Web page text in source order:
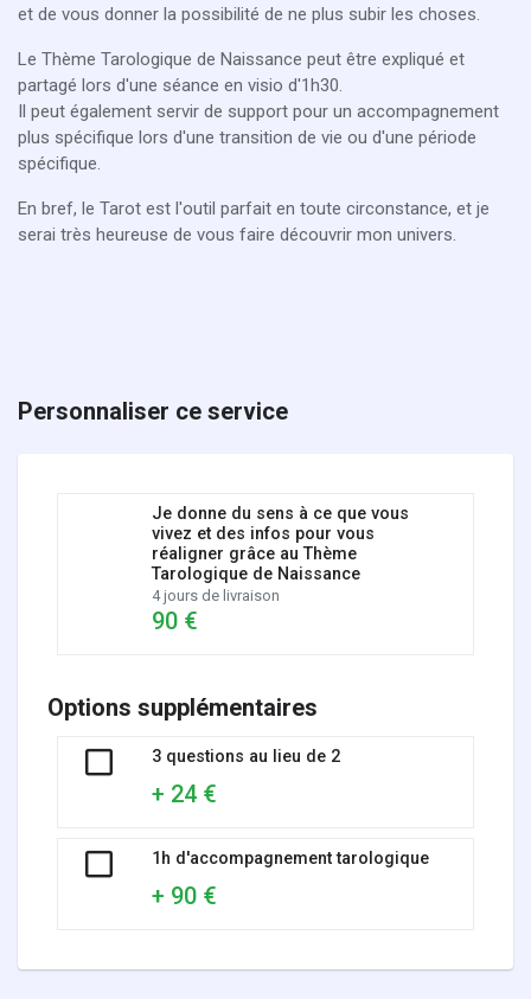
et de vous donner la possibilité de ne plus subir les choses.
Le Thème Tarologique de Naissance peut être expliqué et
partagé lors d'une séance en visio d'1h30.
Il peut également servir de support pour un accompagnement
plus spécifique lors d'une transition de vie ou d'une période
spécifique.
En bref, le Tarot est l'outil parfait en toute circonstance, et je
serai très heureuse de vous faire découvrir mon univers.
Personnaliser ce service
Je donne du sens à ce que vous
vivez et des infos pour vous
réaligner grâce au Thème
Tarologique de Naissance
4 jours de livraison
90 €
Options supplémentaires
3 questions au lieu de 2
+ 24 €
1h d'accompagnement tarologique
+ 90 €